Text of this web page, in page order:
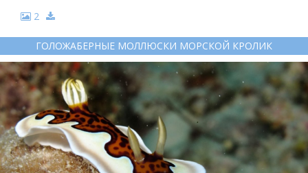
2
ГОЛОЖАБЕРНЫЕ МОЛЛЮСКИ МОРСКОЙ КРОЛИК